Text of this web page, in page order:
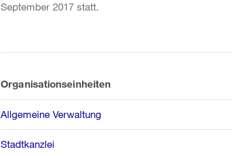
September 2017 statt.
Weitere
Organisationseinheiten
Allgemeine Verwaltung
Stadtkanzlei